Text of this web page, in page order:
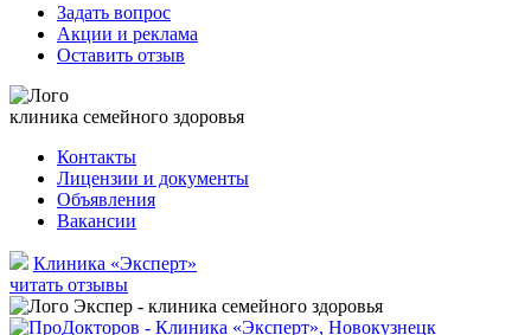
Задать вопрос
Акции и реклама
Оставить отзыв
клиника семейного здоровья
Контакты
Лицензии и документы
Объявления
Вакансии
Клиника «Эксперт»
читать отзывы